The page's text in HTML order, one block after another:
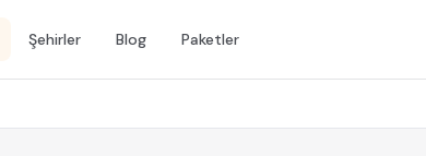
Şehirler Blog Paketler